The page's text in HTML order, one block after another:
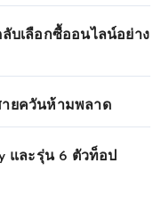
บเลือกซื้ออนไลน์อย่าง
ายควันห้ามพลาด
และรุ่น 6 ตัวท็อป